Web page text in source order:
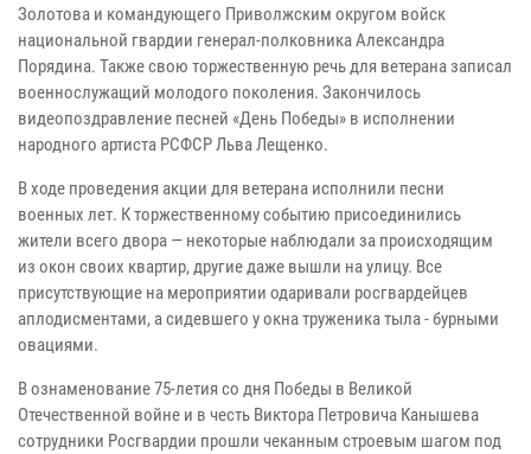
Золотова и командующего Приволжским округом войск
национальной гвардии генерал-полковника Александра
Порядина. Также свою торжественную речь для ветерана записал
военнослужащий молодого поколения. Закончилось
видеопоздравление песней «День Победы» в исполнении
народного артиста РСФСР Льва Лещенко.
В ходе проведения акции для ветерана исполнили песни
военных лет. К торжественному событию присоединились
жители всего двора — некоторые наблюдали за происходящим
из окон своих квартир, другие даже вышли на улицу. Все
присутствующие на мероприятии одаривали росгвардейцев
аплодисментами, а сидевшего у окна труженика тыла - бурными
овациями.
В ознаменование 75-летия со дня Победы в Великой
Отечественной войне и в честь Виктора Петровича Канышева
сотрудники Росгвардии прошли чеканным строевым шагом под